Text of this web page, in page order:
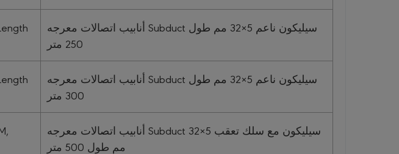
أنابيب اتصالات معرجه Subduct سيليكون ناعم 5×32 مم طول
250 متر
أنابيب اتصالات معرجه Subduct سيليكون ناعم 5×32 مم طول
300 متر
أنابيب اتصالات معرجه Subduct سيليكون مع سلك تعقب 5×32
مم طول 500 متر